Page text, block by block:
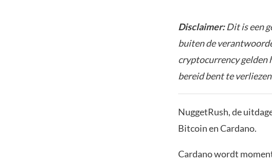
Disclaimer:Dit is een
buiten de
cryptocurrency gelden
bereid bent te
NuggetRush, de
Bitcoin en Cardano.
Cardano wordt